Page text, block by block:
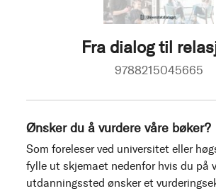
Fra dialog til
9788215045665
Ønsker du å vurdere våre bøker?
Som foreleser ved universitet eller
fylle ut skjemaet nedenfor hvis du på
utdanningssted ønsker et